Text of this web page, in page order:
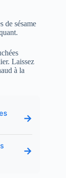
de sésame
Laissez
à la
→
→